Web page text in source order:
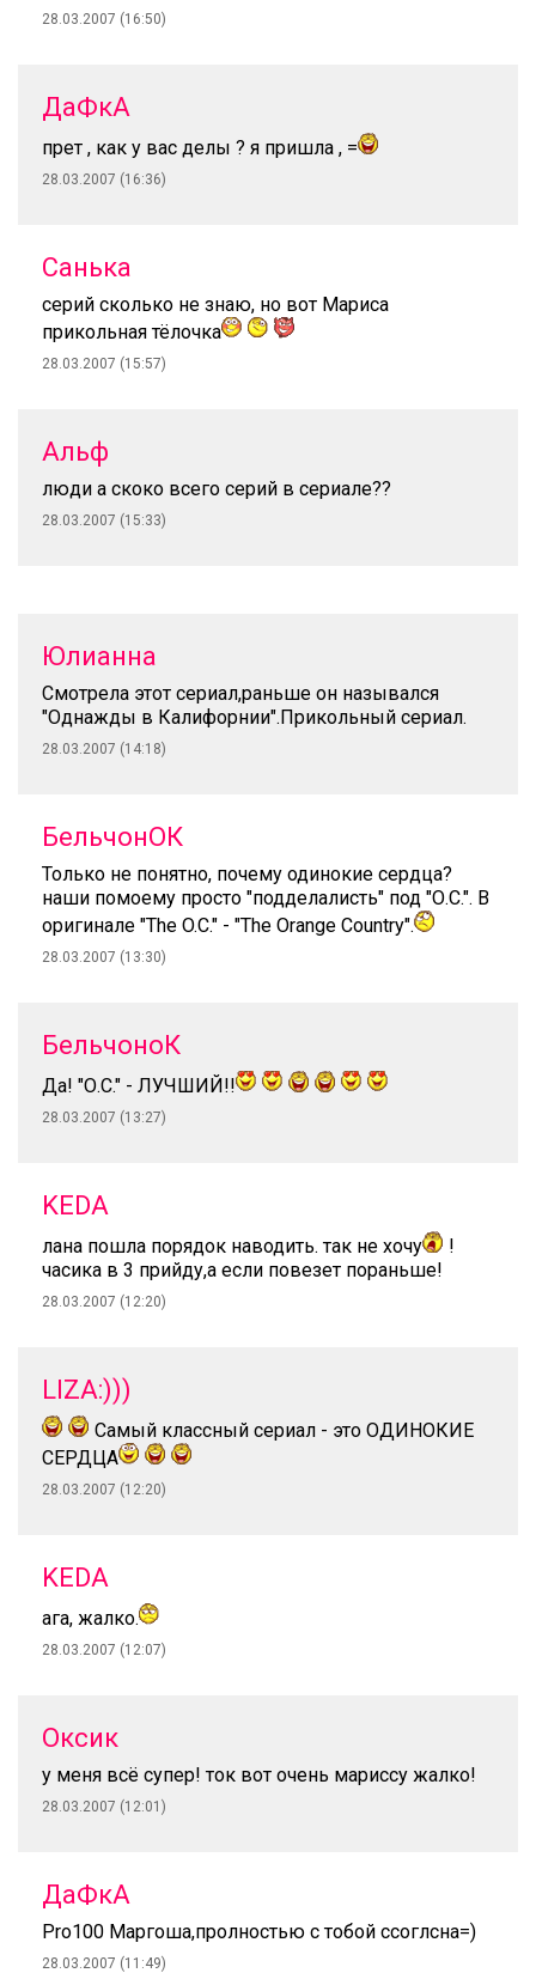
28.03.2007 (16:50)
ДаФкА
прет , как у вас делы ? я пришла , =
28.03.2007 (16:36)
Санька
серий сколько не знаю, но вот Мариса
прикольная тёлочка
28.03.2007 (15:57)
Альф
люди а скоко всего серий в сериале??
28.03.2007 (15:33)
Юлианна
Смотрела этот сериал,раньше он назывался
"Однажды в Калифорнии".Прикольный сериал.
28.03.2007 (14:18)
БельчонОК
Только не понятно, почему одинокие сердца?
наши помоему просто "подделалисть" под "О.С.". В
оригинале "The O.C." - "The Orange Country".
28.03.2007 (13:30)
БельчоноК
Да! "О.С." - ЛУЧШИЙ!!
28.03.2007 (13:27)
KEDA
лана пошла порядок наводить. так не хочу
!
часика в 3 прийду,а если повезет пораньше!
28.03.2007 (12:20)
LIZA:)))
Самый классный сериал - это ОДИНОКИЕ
СЕРДЦА
28.03.2007 (12:20)
KEDA
ага, жалко.
28.03.2007 (12:07)
Оксик
у меня всё супер! ток вот очень мариссу жалко!
28.03.2007 (12:01)
ДаФкА
Pro100 Маргоша,пролностью с тобой ссоглсна=)
28.03.2007 (11:49)